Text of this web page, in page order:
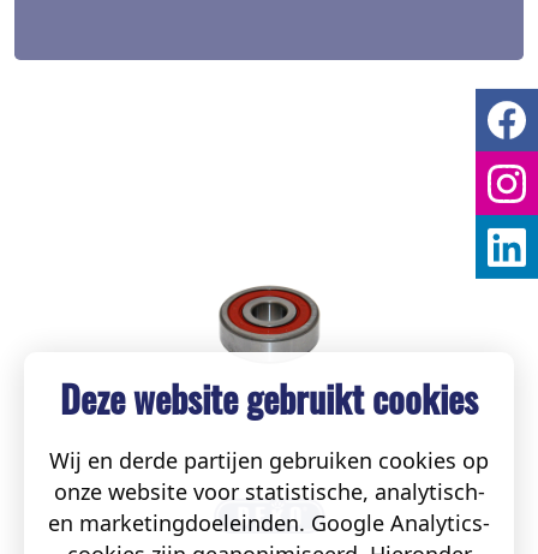
Deze website gebruikt cookies
Wij en derde partijen gebruiken cookies op
onze website voor statistische, analytisch-
en marketingdoeleinden. Google Analytics-